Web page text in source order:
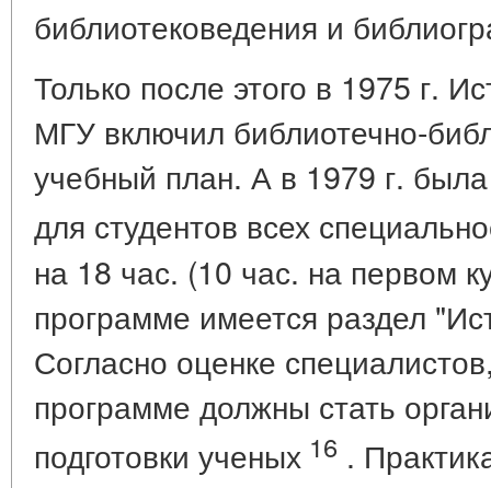
библиотековедения и
Только после этого в 1975 г.
МГУ включил библиотечно-
учебный план. А в 1979 г.
для студентов всех
на 18 час. (10 час. на первом
программе имеется раздел
Согласно оценке
программе должны стать
подготовки ученых 16 .